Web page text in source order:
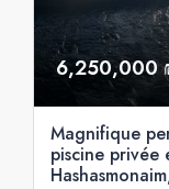
6,250,000
Magnifique
piscine privée